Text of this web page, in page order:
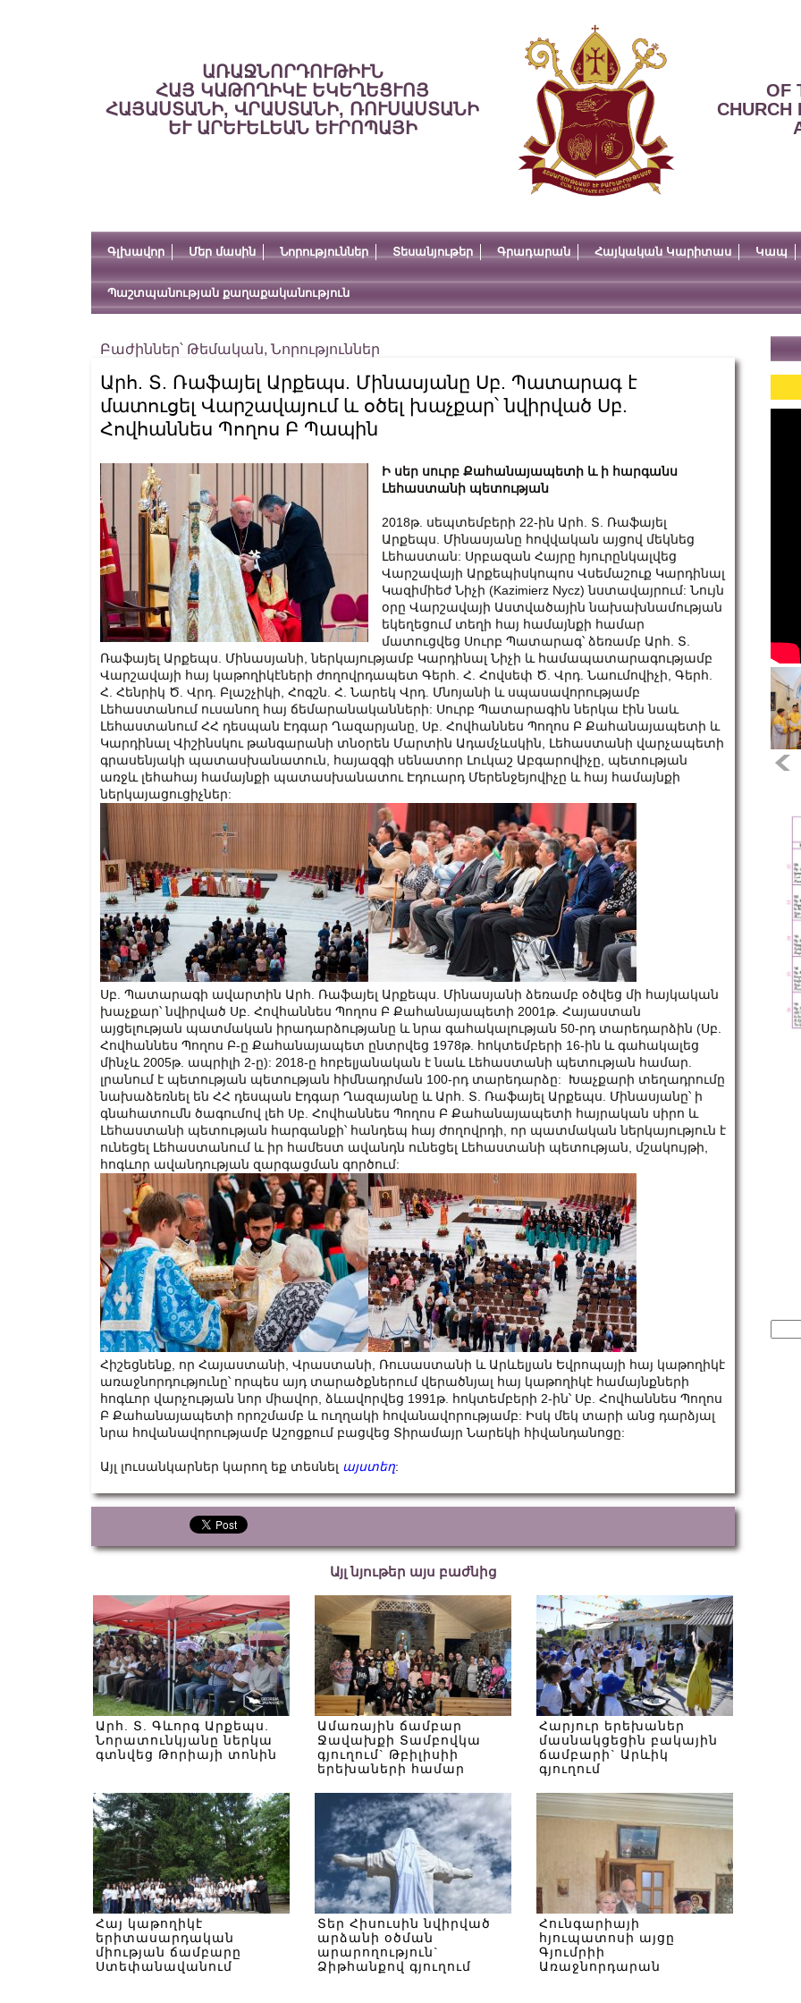
ԱՌԱՋՆՈՐԴՈՒԹԻՒՆ
ՀԱՅ ԿԱԹՈՂԻԿԷ ԵԿԵՂԵՑՒՈՅ
ՀԱՅԱՍՏԱՆԻ, ՎՐԱՍՏԱՆԻ, ՌՈՒՍԱՍՏԱՆԻ
ԵՒ ԱՐԵՒԵԼԵԱՆ ԵՒՐՈՊԱՅԻ
OF
CHURCH
Գլխավոր Մեր մասին Նորություններ Տեսանյութեր Գրադարան Հայկական Կարիտաս Կապ
Պաշտպանության քաղաքականություն
Բաժիններ՝ Թեմական, Նորություններ
Արհ. Տ. Ռաֆայել Արքեպս. Մինասյանը Սբ. Պատարագ է
մատուցել Վարշավայում և օծել խաչքար՝ նվիրված Սբ.
Հովհաննես Պողոս Բ Պապին
Ի սեր սուրբ Քահանայապետի և ի հարգանս
Լեհաստանի պետության
2018թ. սեպտեմբերի 22-ին Արհ. Տ. Ռաֆայել
Արքեպս. Մինասյանը հովվական այցով մեկնեց
Լեհաստան: Սրբազան Հայրը հյուրընկալվեց
Վարշավայի Արքեպիսկոպոս Վսեմաշուք Կարդինալ
Կազիմիեժ Նիչի (Kazimierz Nycz) նստավայրում: Նույն
օրը Վարշավայի Աստվածային նախախնամության
եկեղեցում տեղի հայ համայնքի համար
մատուցվեց Սուրբ Պատարագ՝ ձեռամբ Արհ. Տ.
Ռաֆայել Արքեպս. Մինասյանի, ներկայությամբ Կարդինալ Նիչի և համապատարագությամբ
Վարշավայի հայ կաթողիկէների ժողովրդապետ Գերհ. Հ. Հովսեփ Ծ. Վրդ. Նաումովիչի, Գերհ.
Հ. Հենրիկ Ծ. Վրդ. Բլաշչիկի, Հոգշն. Հ. Նարեկ Վրդ. Մնոյանի և սպասավորությամբ
Լեհաստանում ուսանող հայ ճեմարանականների: Սուրբ Պատարագին ներկա էին նաև
Լեհաստանում ՀՀ դեսպան Էդգար Ղազարյանը, Սբ. Հովհաննես Պողոս Բ Քահանայապետի և
Կարդինալ Վիշինսկու թանգարանի տնօրեն Մարտին Ադամչևսկին, Լեհաստանի վարչապետի
գրասենյակի պատասխանատուն, հայազգի սենատոր Լուկաշ Աբգարովիչը, պետության
առջև լեհահայ համայնքի պատասխանատու Էդուարդ Մերենջեյովիչը և հայ համայնքի
ներկայացուցիչներ:
Սբ. Պատարագի ավարտին Արհ. Ռաֆայել Արքեպս. Մինասյանի ձեռամբ օծվեց մի հայկական
խաչքար՝ նվիրված Սբ. Հովհաննես Պողոս Բ Քահանայապետի 2001թ. Հայաստան
այցելության պատմական իրադարձությանը և նրա գահակալության 50-րդ տարեդարձին (Սբ.
Հովհաննես Պողոս Բ-ը Քահանայապետ ընտրվեց 1978թ. հոկտեմբերի 16-ին և գահակալեց
մինչև 2005թ. ապրիլի 2-ը): 2018-ը հոբելյանական է նաև Լեհաստանի պետության համար.
լրանում է պետության պետության հիմնադրման 100-րդ տարեդարձը: Խաչքարի տեղադրումը
նախաձեռնել են ՀՀ դեսպան Էդգար Ղազայանը և Արհ. Տ. Ռաֆայել Արքեպս. Մինասյանը՝ ի
գնահատումն ծագումով լեհ Սբ. Հովհաննես Պողոս Բ Քահանայապետի հայրական սիրո և
Լեհաստանի պետության հարգանքի՝ հանդեպ հայ ժողովրդի, որ պատմական ներկայություն է
ունեցել Լեհաստանում և իր համեստ ավանդն ունեցել Լեհաստանի պետության, մշակույթի,
հոգևոր ավանդության զարգացման գործում:
Հիշեցնենք, որ Հայաստանի, Վրաստանի, Ռուսաստանի և Արևելյան Եվրոպայի հայ կաթողիկէ
առաջնորդությունը՝ որպես այդ տարածքներում վերածնյալ հայ կաթողիկէ համայնքների
հոգևոր վարչության նոր միավոր, ձևավորվեց 1991թ. հոկտեմբերի 2-ին՝ Սբ. Հովհաննես Պողոս
Բ Քահանայապետի որոշմամբ և ուղղակի հովանավորությամբ: Իսկ մեկ տարի անց դարձյալ
նրա հովանավորությամբ Աշոցքում բացվեց Տիրամայր Նարեկի հիվանդանոցը:
Այլ լուսանկարներ կարող եք տեսնել այստեղ:
Այլ նյութեր այս բաժնից
Արհ. Տ. Գևորգ Արքեպս.
Նորատունկյանը ներկա
գտնվեց Թորիայի տոնին
Ամառային ճամբար
Ջավախքի Տամբովկա
գյուղում` Թբիլիսիի
երեխաների համար
Հարյուր երեխաներ
մասնակցեցին բակային
ճամբարի` Արևիկ
գյուղում
Հայ կաթողիկէ
երիտասարդական
միության ճամբարը
Ստեփանավանում
Տեր Հիսուսին նվիրված
արձանի օծման
արարողություն`
Ձիթհանքով գյուղում
Հունգարիայի
հյուպատոսի այցը
Գյումրիի
Առաջնորդարան
for: